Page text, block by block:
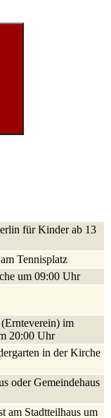
für Kinder ab 13
Tennisplatz
um 09:00 Uhr
im
20:00 Uhr
in der Kirche
oder Gemeindehaus
am Stadtteilhaus um